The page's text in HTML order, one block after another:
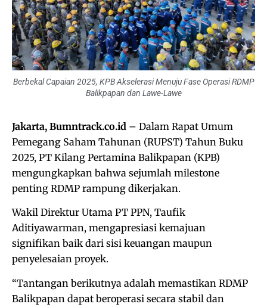
Berbekal Capaian 2025, KPB Akselerasi Menuju Fase Operasi RDMP
Balikpapan dan Lawe-Lawe
Jakarta, Bumntrack.co.id – Dalam Rapat Umum
Pemegang Saham Tahunan (RUPST) Tahun Buku
2025, PT Kilang Pertamina Balikpapan (KPB)
mengungkapkan bahwa sejumlah milestone
penting RDMP rampung dikerjakan.
Wakil Direktur Utama PT PPN, Taufik
Aditiyawarman, mengapresiasi kemajuan
signifikan baik dari sisi keuangan maupun
penyelesaian proyek.
“Tantangan berikutnya adalah memastikan RDMP
Balikpapan dapat beroperasi secara stabil dan